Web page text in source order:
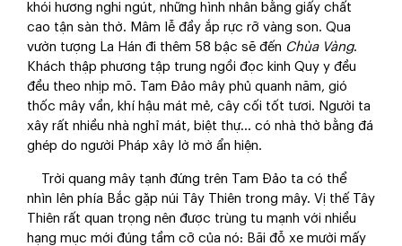
khói hương nghi ngút, những hình nhân bằng giấy chất
cao tận sàn thờ. Mâm lễ đầy ắp rực rỡ vàng son. Qua
vườn tượng La Hán đi thêm 58 bậc sẽ đến Chùa Vàng.
Khách thập phương tập trung ngồi đọc kinh Quy y đều
đều theo nhịp mõ. Tam Đảo mây phủ quanh năm, gió
thốc mây vần, khí hậu mát mẻ, cây cối tốt tươi. Người ta
xây rất nhiều nhà nghỉ mát, biệt thự… có nhà thờ bằng đá
ghép do người Pháp xây lờ mờ ẩn hiện.
Trời quang mây tạnh đứng trên Tam Đảo ta có thể
nhìn lên phía Bắc gặp núi Tây Thiên trong mây. Vị thế Tây
Thiên rất quan trọng nên được trùng tu mạnh với nhiều
hạng mục mới đúng tầm cỡ của nó: Bãi đỗ xe mười mấy